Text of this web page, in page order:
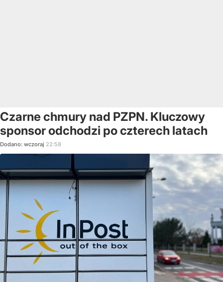
Czarne chmury nad PZPN. Kluczowy
sponsor odchodzi po czterech latach
Dodano: wczoraj 22:58